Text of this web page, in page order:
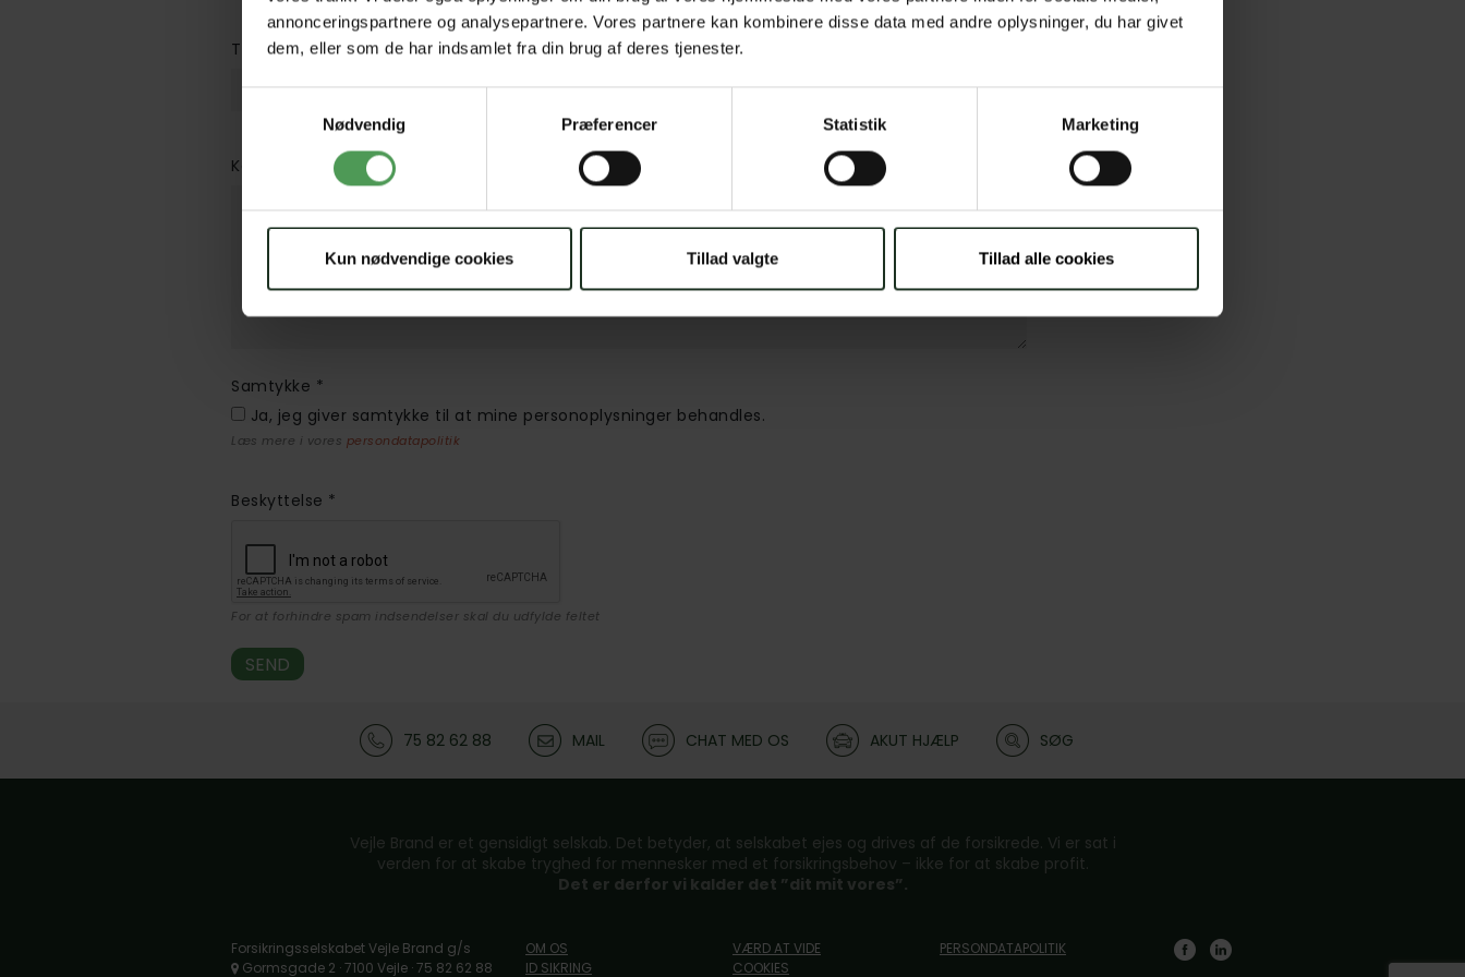
annonceringspartnere og analysepartnere. Vores partnere kan kombinere disse data med andre oplysninger, du har givet
dem, eller som de har indsamlet fra din brug af deres tjenester.
Nødvendig
Præferencer Statistik Marketing
Kun nødvendige cookies Tillad valgte Tillad alle cookies
Træffetidspunkt Nuværende forsikringsselskab
Kommentar
Samtykke *
Ja, jeg giver samtykke til at mine personoplysninger behandles.
Læs mere i vores persondatapolitik
Beskyttelse *
For at forhindre spam indsendelser skal du udfylde feltet
75 82 62 88 MAIL CHAT MED OS AKUT HJÆLP SØG
Vejle Brand er et gensidigt selskab. Det betyder, at selskabet ejes og drives af de forsikrede. Vi er sat i
verden for at skabe tryghed for mennesker med et forsikringsbehov – ikke for at skabe profit.
Det er derfor vi kalder det ”dit mit vores”.
Forsikringsselskabet Vejle Brand g/s
Gormsgade 2 · 7100 Vejle · 75 82 62 88
OM OS VÆRD AT VIDE
PERSONDATAPOLITIK
ID SIKRING
COOKIES